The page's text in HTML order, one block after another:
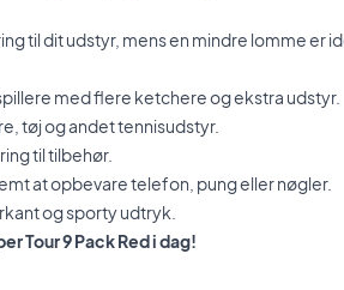
til dit udstyr, mens en mindre lomme er
med flere ketchere og ekstra udstyr.
tøj og andet tennisudstyr.
til tilbehør.
at opbevare telefon, pung eller nøgler.
og sporty udtryk.
Tour 9 Pack Red i dag!